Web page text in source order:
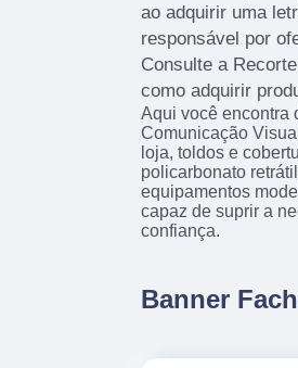
ao adquirir uma
responsável por
Consulte a
como adquirir
Aqui você encontra
Comunicação
loja, toldos e
policarbonato
equipamentos
capaz de suprir a
confiança.
Banner